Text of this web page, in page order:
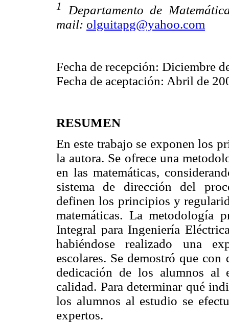
1
Departamento de
mail: olguitapg@yahoo.com
Fecha de recepción: Diciembre
Fecha de aceptación: Abril de
RESUMEN
En este trabajo se exponen los
la autora. Se ofrece una
en las matemáticas,
sistema de dirección del
definen los principios y
matemáticas. La metodología
Integral para Ingeniería
habiéndose realizado una
escolares. Se demostró que
dedicación de los alumnos al
calidad. Para determinar qué
los alumnos al estudio se
expertos.